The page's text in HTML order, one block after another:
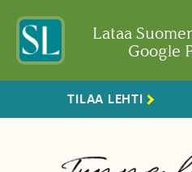
Lataa
Google
TILAA LEHTI